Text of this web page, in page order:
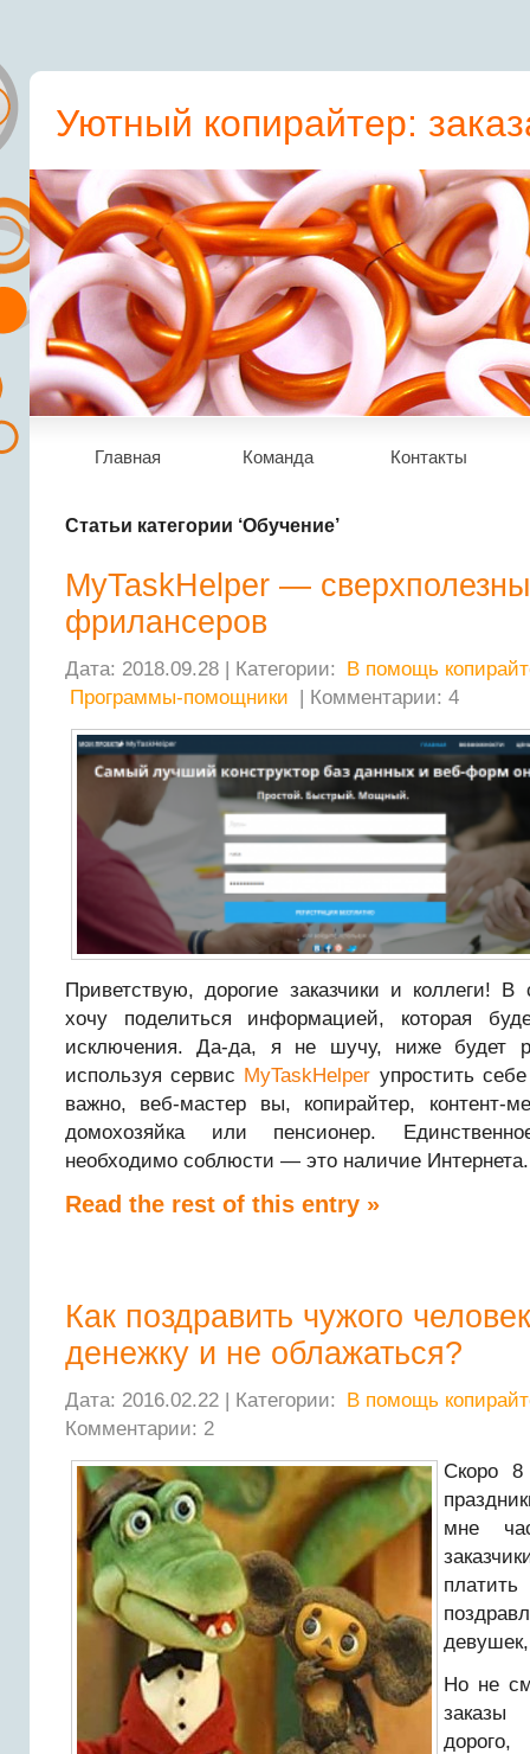
Уютный копирайтер:
пресс-релиз, статьи,
Главная Команда Контакты
Статьи категории ‘Обучение’
MyTaskHelper —
фрилансеров
Дата: 2018.09.28 | Категории:
В помощь
Программы-помощники | Комментарии: 4
Приветствую, дорогие заказчики и коллеги! В
хочу поделиться информацией, которая
исключения. Да-да, я не шучу, ниже будет
используя сервис MyTaskHelper упростить
важно, веб-мастер вы, копирайтер, контент-
домохозяйка или пенсионер.
необходимо соблюсти — это наличие
Read the rest of this entry »
Как поздравить чужого
денежку и не облажаться?
Дата: 2016.02.22 | Категории:
В помощь
Комментарии: 2
Скоро
мне
Но не